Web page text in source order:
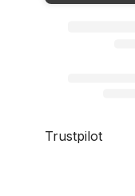
Trustpilot